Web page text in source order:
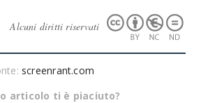
Alcuni diritti riservati
screenrant.com
articolo ti è piaciuto?